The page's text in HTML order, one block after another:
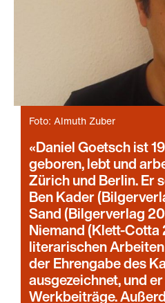
Foto: Almuth Zuber
Daniel Goetsch ist
geboren, lebt und
Zürich und Berlin. Er
Ben Kader
Sand (Bilgerverlag
Niemand (Klett-Cotta
literarischen
der Ehrengabe des
ausgezeichnet, und
Werkbeiträge.